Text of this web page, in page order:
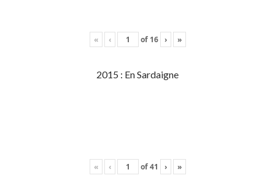
« ‹ of 16 › »
2015 : En Sardaigne
« ‹ of41 › »